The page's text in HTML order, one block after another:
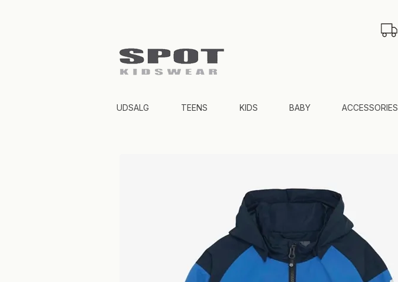
UDSALG TEENS KIDS BABY ACCESSORIES